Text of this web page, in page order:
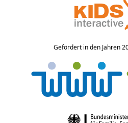
Gefördert in den Jahren